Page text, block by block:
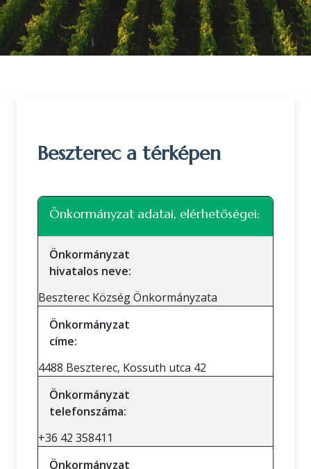
Beszterec a térképen
+
Önkormányzat adatai, elérhetőségei:
Önkormányzat
hivatalos neve:
Beszterec Község Önkormányzata
Önkormányzat
címe:
4488 Beszterec, Kossuth utca 42
Önkormányzat
telefonszáma:
+36 42 358411
Önkormányzat